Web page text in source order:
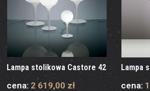
Lampa stolikowa Castore 42
cena: 2 619,00 zł
Lampa
cena: